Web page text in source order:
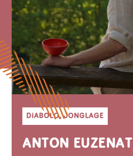
DIABOLO, JONGLAGE
ANTON EUZENAT